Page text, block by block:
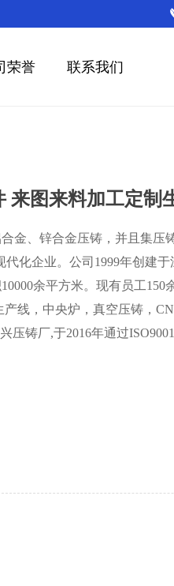
荣誉 联系我们
来图来料加工定制
金、锌合金压铸，并且集压
化企业。公司1999年创建于
余平方米。现有员工150
线，中央炉，真空压铸，
铸厂,于2016年通过